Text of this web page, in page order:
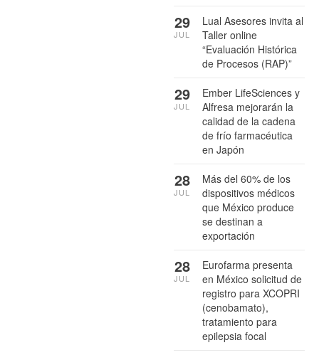
Lual Asesores invita al
Taller online
“Evaluación Histórica
de Procesos (RAP)”
29
JUL
Ember LifeSciences y
Alfresa mejorarán la
calidad de la cadena
de frío farmacéutica
en Japón
29
JUL
Más del 60% de los
dispositivos médicos
que México produce
se destinan a
exportación
28
JUL
Eurofarma presenta
en México solicitud de
registro para XCOPRI
(cenobamato),
tratamiento para
epilepsia focal
28
JUL